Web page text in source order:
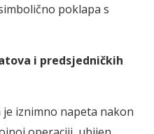
poklapa s
i predsjedničkih
iznimno napeta nakon